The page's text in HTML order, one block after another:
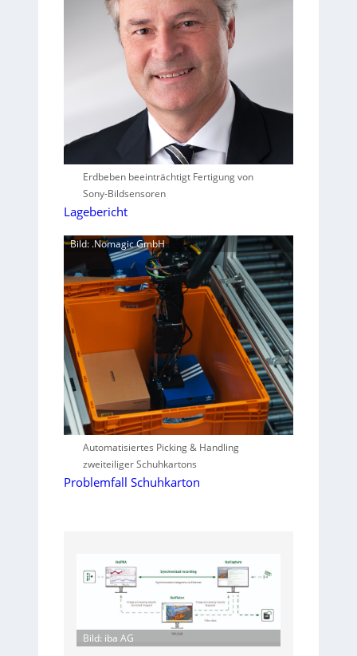
Erdbeben beeinträchtigt Fertigung von
Sony-Bildsensoren
Lagebericht
Bild: .Nomagic GmbH
Automatisiertes Picking & Handling
zweiteiliger Schuhkartons
Problemfall Schuhkarton
Bild: iba AG